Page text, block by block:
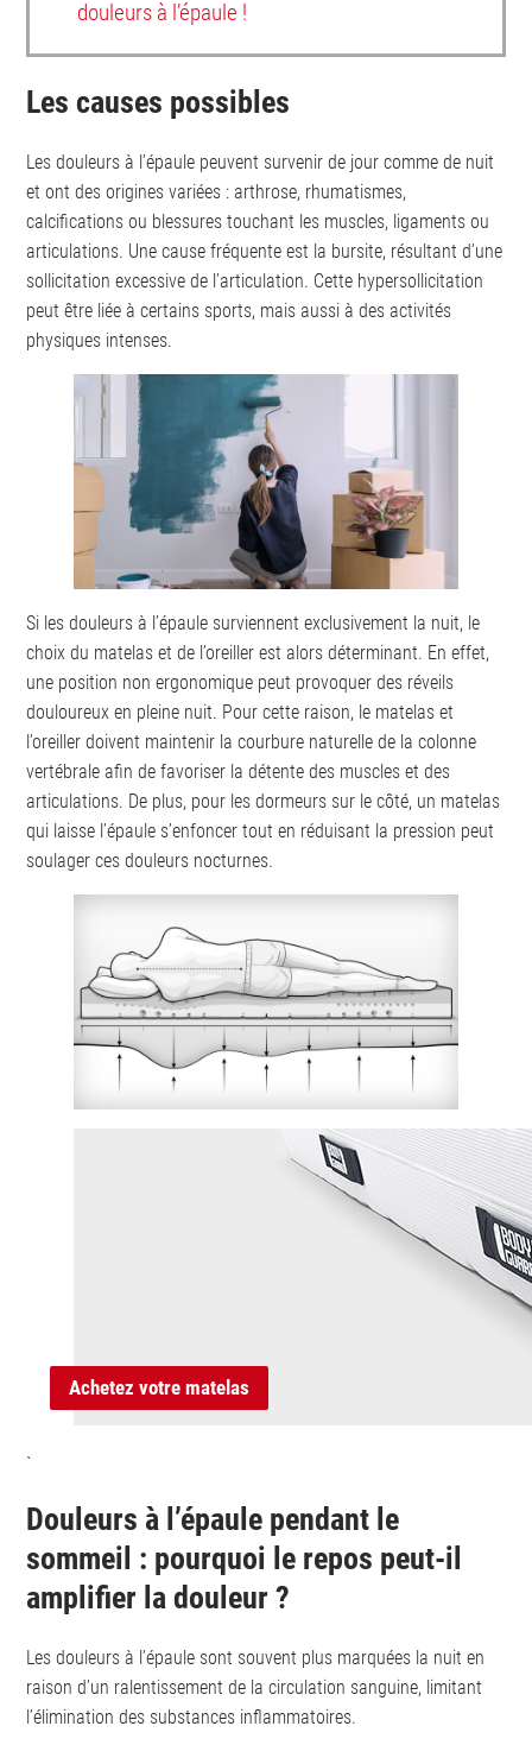
douleurs à l’épaule !
Les causes possibles
Les douleurs à l’épaule peuvent survenir de jour comme de nuit
et ont des origines variées : arthrose, rhumatismes,
calcifications ou blessures touchant les muscles, ligaments ou
articulations. Une cause fréquente est la bursite, résultant d’une
sollicitation excessive de l’articulation. Cette hypersollicitation
peut être liée à certains sports, mais aussi à des activités
physiques intenses.
Si les douleurs à l’épaule surviennent exclusivement la nuit, le
choix du matelas et de l’oreiller est alors déterminant. En effet,
une position non ergonomique peut provoquer des réveils
douloureux en pleine nuit. Pour cette raison, le matelas et
l’oreiller doivent maintenir la courbure naturelle de la colonne
vertébrale afin de favoriser la détente des muscles et des
articulations. De plus, pour les dormeurs sur le côté, un matelas
qui laisse l’épaule s’enfoncer tout en réduisant la pression peut
soulager ces douleurs nocturnes.
Achetez votre matelas
`
Douleurs à l’épaule pendant le
sommeil : pourquoi le repos peut-il
amplifier la douleur ?
Les douleurs à l’épaule sont souvent plus marquées la nuit en
raison d’un ralentissement de la circulation sanguine, limitant
l’élimination des substances inflammatoires.